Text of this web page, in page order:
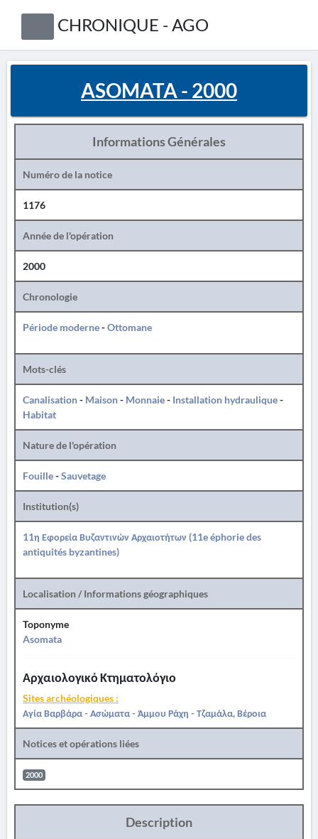
CHRONIQUE - AGO
ASOMATA - 2000
Informations Générales
Numéro de la notice
1176
Année de l'opération
2000
Chronologie
Période moderne-Ottomane
Mots-clés
Canalisation- Maison- Monnaie- Installation hydraulique-
Habitat
Nature de l'opération
Fouille-Sauvetage
Institution(s)
11η Εφορεία Βυζαντινών Αρχαιοτήτων (11e éphorie des
antiquités byzantines)
Localisation / Informations géographiques
Toponyme
Asomata
Αρχαιολογικό Κτηματολόγιο
Sites archéologiques :
Αγία Βαρβάρα - Ασώματα - Άμμου Ράχη - Τζαμάλα, Βέροια
Notices et opérations liées
2000
Description